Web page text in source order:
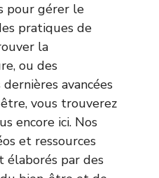
pour gérer le
pratiques de
la
ou des
avancées
vous trouverez
encore ici. Nos
et ressources
élaborés par des